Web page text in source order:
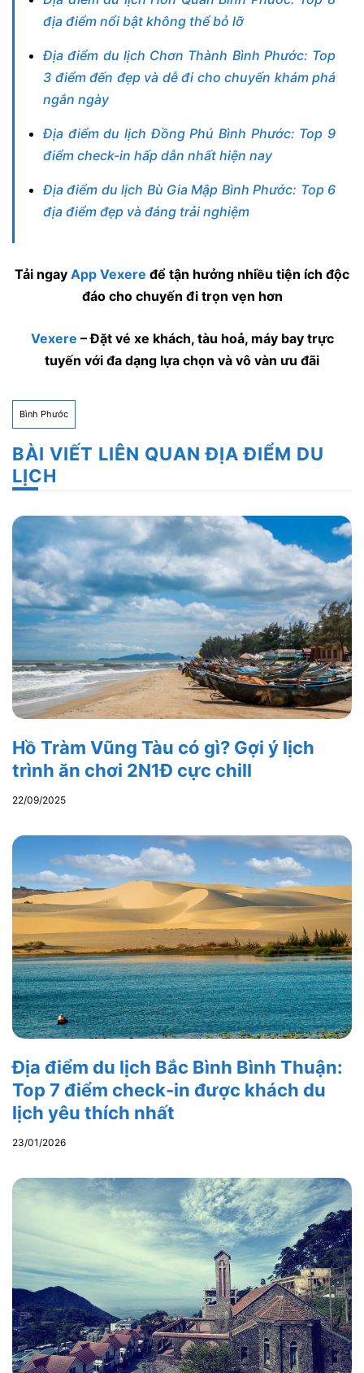
địa điểm nổi bật không thể bỏ lỡ
Địa điểm du lịch Chơn Thành Bình Phước: Top
3 điểm đến đẹp và dễ đi cho chuyến khám phá
ngắn ngày
Địa điểm du lịch Đồng Phú Bình Phước: Top 9
điểm check-in hấp dẫn nhất hiện nay
Địa điểm du lịch Bù Gia Mập Bình Phước: Top 6
địa điểm đẹp và đáng trải nghiệm
Tải ngay App Vexere để tận hưởng nhiều tiện ích độc
đáo cho chuyến đi trọn vẹn hơn
Vexere – Đặt vé xe khách, tàu hoả, máy bay trực
tuyến với đa dạng lựa chọn và vô vàn ưu đãi
Bình Phước
BÀI VIẾT LIÊN QUAN ĐỊA ĐIỂM DU
LỊCH
Hồ Tràm Vũng Tàu có gì? Gợi ý lịch
trình ăn chơi 2N1Đ cực chill
22/09/2025
Địa điểm du lịch Bắc Bình Bình Thuận:
Top 7 điểm check-in được khách du
lịch yêu thích nhất
23/01/2026